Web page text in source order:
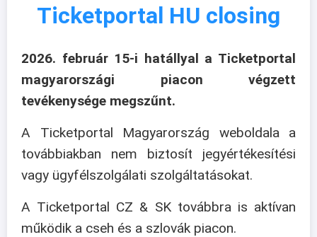
Ticketportal HU closing
2026. február 15-i hatállyal a Ticketportal
magyarországi piacon végzett
tevékenysége megszűnt.
A Ticketportal Magyarország weboldala a
továbbiakban nem biztosít jegyértékesítési
vagy ügyfélszolgálati szolgáltatásokat.
A Ticketportal CZ & SK továbbra is aktívan
működik a cseh és a szlovák piacon.